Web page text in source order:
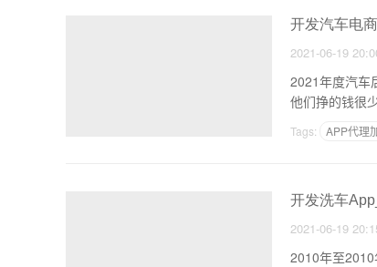
开发汽车电
2021-06-19
2021年度汽车
他们挣的钱很
Tags: APP代理
开发洗车
2021-06-19
2010年至